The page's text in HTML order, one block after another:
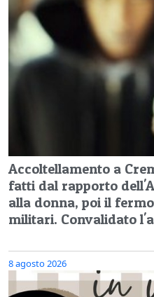
Accoltellamento a
fatti dal rapporto
alla donna, poi il
militari. Convalidato
8 agosto 2026